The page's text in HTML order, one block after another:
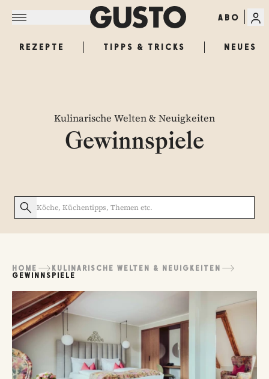
ABO
REZEPTE TIPPS & TRICKS NEUES
Kulinarische Welten & Neuigkeiten
Gewinnspiele
HOME
KULINARISCHE WELTEN & NEUIGKEITEN
GEWINNSPIELE